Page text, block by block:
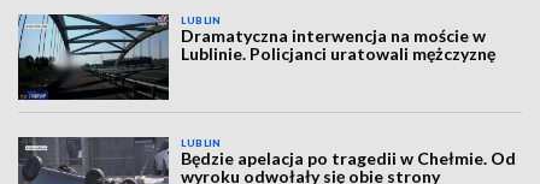
LUBLIN
Dramatyczna interwencja na moście w
Lublinie. Policjanci uratowali mężczyznę
LUBLIN
Będzie apelacja po tragedii w Chełmie. Od
wyroku odwołały się obie strony